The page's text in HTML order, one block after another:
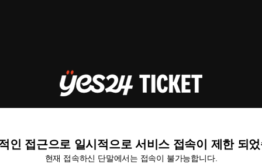
인 접근으로 일시적으로 서비스 접속이 제한 되
현재 접속하신 단말에서는 접속이 불가능합니다.